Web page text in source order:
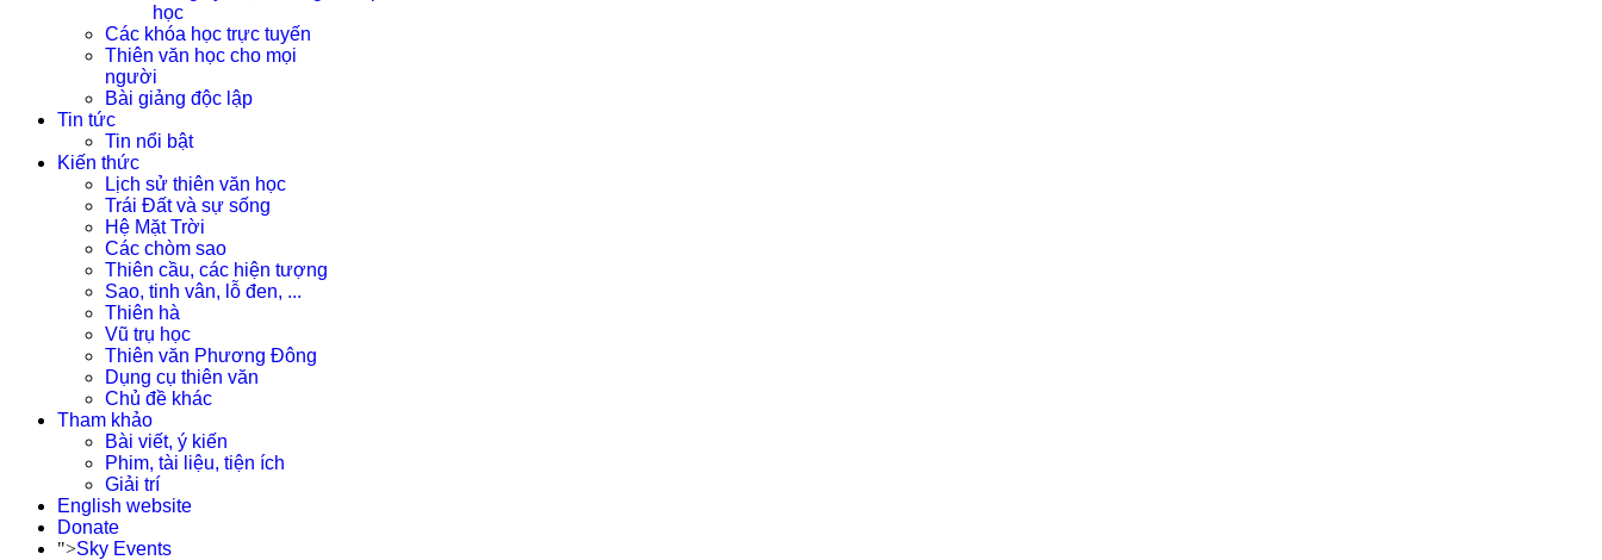
học
Các khóa học trực tuyến
Thiên văn học cho mọi
người
Bài giảng độc lập
Tin tức
Tin nổi bật
Kiến thức
Lịch sử thiên văn học
Trái Đất và sự sống
Hệ Mặt Trời
Các chòm sao
Thiên cầu, các hiện tượng
Sao, tinh vân, lỗ đen, ...
Thiên hà
Vũ trụ học
Thiên văn Phương Đông
Dụng cụ thiên văn
Chủ đề khác
Tham khảo
Bài viết, ý kiến
Phim, tài liệu, tiện ích
Giải trí
English website
Donate
">Sky Events